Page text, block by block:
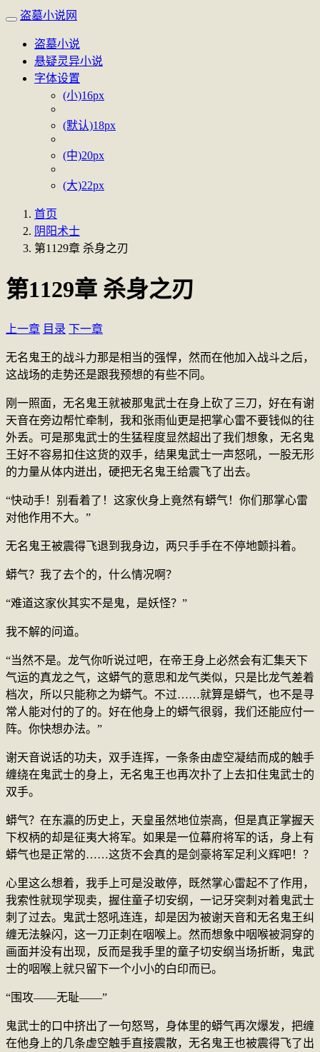
盗墓小说网
盗墓小说
悬疑灵异小说
字体设置
(小)16px
(默认)18px
(中)20px
(大)22px
首页
阴阳术士
第1129章 杀身之刃
第1129章 杀身之刃
上一章 目录 下一章
无名鬼王的战斗力那是相当的强悍，然而在他加入战斗之后，
这战场的走势还是跟我预想的有些不同。
刚一照面，无名鬼王就被那鬼武士在身上砍了三刀，好在有谢
天音在旁边帮忙牵制，我和张雨仙更是把掌心雷不要钱似的往
外丢。可是那鬼武士的生猛程度显然超出了我们想象，无名鬼
王好不容易扣住这货的双手，结果鬼武士一声怒吼，一股无形
的力量从体内迸出，硬把无名鬼王给震飞了出去。
“快动手！别看着了！这家伙身上竟然有蟒气！你们那掌心雷
对他作用不大。”
无名鬼王被震得飞退到我身边，两只手手在不停地颤抖着。
蟒气？我了去个的，什么情况啊？
“难道这家伙其实不是鬼，是妖怪？”
我不解的问道。
“当然不是。龙气你听说过吧，在帝王身上必然会有汇集天下
气运的真龙之气，这蟒气的意思和龙气类似，只是比龙气差着
档次，所以只能称之为蟒气。不过……就算是蟒气，也不是寻
常人能对付的了的。好在他身上的蟒气很弱，我们还能应付一
阵。你快想办法。”
谢天音说话的功夫，双手连挥，一条条由虚空凝结而成的触手
缠绕在鬼武士的身上，无名鬼王也再次扑了上去扣住鬼武士的
双手。
蟒气？在东瀛的历史上，天皇虽然地位崇高，但是真正掌握天
下权柄的却是征夷大将军。如果是一位幕府将军的话，身上有
蟒气也是正常的……这货不会真的是剑豪将军足利义辉吧！？
心里这么想着，我手上可是没敢停，既然掌心雷起不了作用，
我索性就现学现卖，握住童子切安纲，一记牙突刺对着鬼武士
刺了过去。鬼武士怒吼连连，却是因为被谢天音和无名鬼王纠
缠无法躲闪，这一刀正刺在咽喉上。然而想象中咽喉被洞穿的
画面并没有出现，反而是我手里的童子切安纲当场折断，鬼武
士的咽喉上就只留下一个小小的白印而已。
“围攻——无耻——”
鬼武士的口中挤出了一句怒骂，身体里的蟒气再次爆发，把缠
在他身上的几条虚空触手直接震散，无名鬼王也被震得飞了出